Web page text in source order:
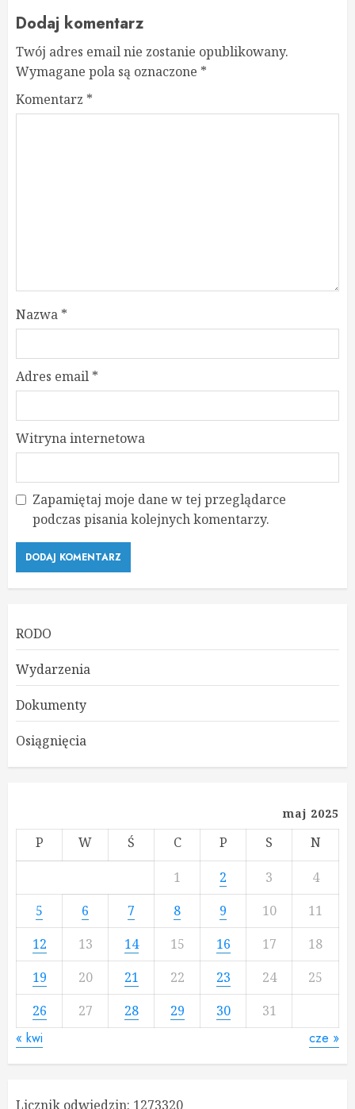
Dodaj komentarz
Twój adres email nie zostanie opublikowany.
Wymagane pola są oznaczone *
Komentarz *
Nazwa *
Adres email *
Witryna internetowa
Zapamiętaj moje dane w tej przeglądarce
podczas pisania kolejnych komentarzy.
RODO
Wydarzenia
Dokumenty
Osiągnięcia
maj 2025
P W Ś C P S
N
1
2 3
4
5
6 7 8 9 10
11
12
13 14 15 16 17
18
19
20 21 22 23 24
25
26
27 28 29 30 31
« kwi cze »
Licznik odwiedzin: 1273320